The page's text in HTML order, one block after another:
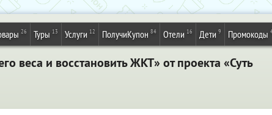
26 Туры 13 Услуги 12 ПолучиКупон 84 Отели 16 Дети 9 Промокоды
веса и восстановить ЖКТ» от проекта «Суть